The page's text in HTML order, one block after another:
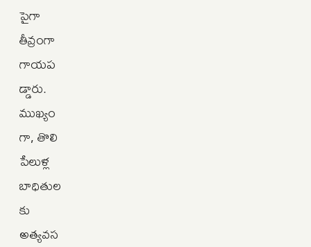
పైగా
తీవ్రంగా
గాయప
డ్డారు.
ముఖ్యం
గా, తొలి
పేలుళ్ల
బాధితుల
కు
అత్యవస